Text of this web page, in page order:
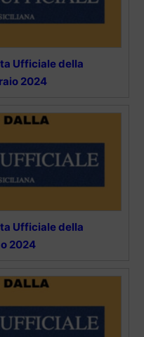
Ufficiale della
2024
Ufficiale della
2024